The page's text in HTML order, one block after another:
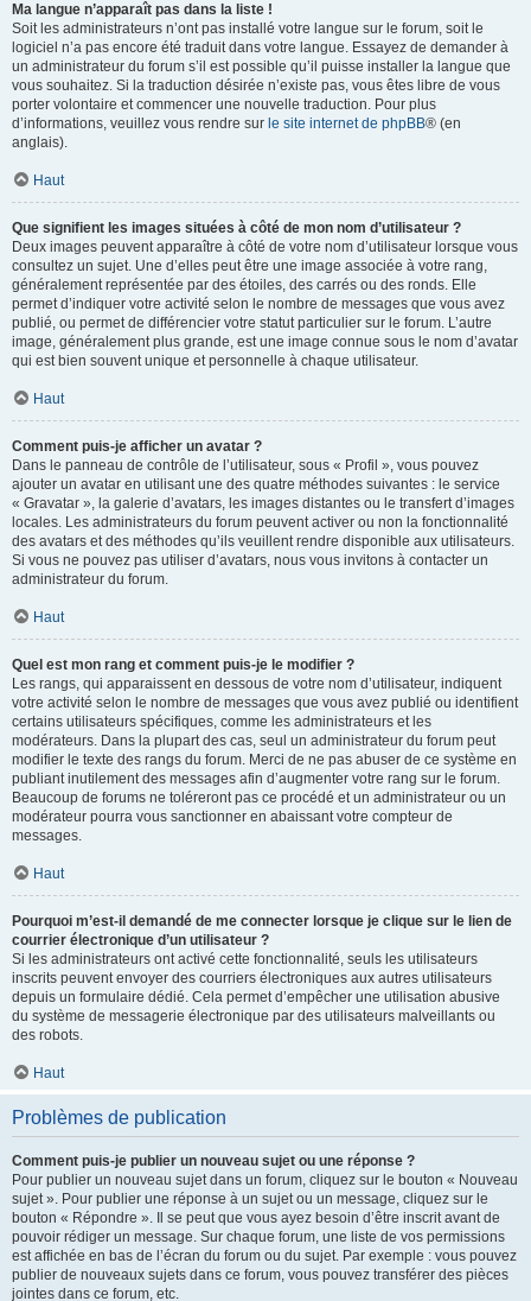
Ma langue n’apparaît pas dans la liste !
Soit les administrateurs n’ont pas installé votre langue sur le forum, soit le
logiciel n’a pas encore été traduit dans votre langue. Essayez de demander à
un administrateur du forum s’il est possible qu’il puisse installer la langue que
vous souhaitez. Si la traduction désirée n’existe pas, vous êtes libre de vous
porter volontaire et commencer une nouvelle traduction. Pour plus
d’informations, veuillez vous rendre sur le site internet de phpBB® (en
anglais).
Haut
Que signifient les images situées à côté de mon nom d’utilisateur ?
Deux images peuvent apparaître à côté de votre nom d’utilisateur lorsque vous
consultez un sujet. Une d’elles peut être une image associée à votre rang,
généralement représentée par des étoiles, des carrés ou des ronds. Elle
permet d’indiquer votre activité selon le nombre de messages que vous avez
publié, ou permet de différencier votre statut particulier sur le forum. L’autre
image, généralement plus grande, est une image connue sous le nom d’avatar
qui est bien souvent unique et personnelle à chaque utilisateur.
Haut
Comment puis-je afficher un avatar ?
Dans le panneau de contrôle de l’utilisateur, sous « Profil », vous pouvez
ajouter un avatar en utilisant une des quatre méthodes suivantes : le service
« Gravatar », la galerie d’avatars, les images distantes ou le transfert d’images
locales. Les administrateurs du forum peuvent activer ou non la fonctionnalité
des avatars et des méthodes qu’ils veuillent rendre disponible aux utilisateurs.
Si vous ne pouvez pas utiliser d’avatars, nous vous invitons à contacter un
administrateur du forum.
Haut
Quel est mon rang et comment puis-je le modifier ?
Les rangs, qui apparaissent en dessous de votre nom d’utilisateur, indiquent
votre activité selon le nombre de messages que vous avez publié ou identifient
certains utilisateurs spécifiques, comme les administrateurs et les
modérateurs. Dans la plupart des cas, seul un administrateur du forum peut
modifier le texte des rangs du forum. Merci de ne pas abuser de ce système en
publiant inutilement des messages afin d’augmenter votre rang sur le forum.
Beaucoup de forums ne toléreront pas ce procédé et un administrateur ou un
modérateur pourra vous sanctionner en abaissant votre compteur de
messages.
Haut
Pourquoi m’est-il demandé de me connecter lorsque je clique sur le lien de
courrier électronique d’un utilisateur ?
Si les administrateurs ont activé cette fonctionnalité, seuls les utilisateurs
inscrits peuvent envoyer des courriers électroniques aux autres utilisateurs
depuis un formulaire dédié. Cela permet d’empêcher une utilisation abusive
du système de messagerie électronique par des utilisateurs malveillants ou
des robots.
Haut
Problèmes de publication
Comment puis-je publier un nouveau sujet ou une réponse ?
Pour publier un nouveau sujet dans un forum, cliquez sur le bouton « Nouveau
sujet ». Pour publier une réponse à un sujet ou un message, cliquez sur le
bouton « Répondre ». Il se peut que vous ayez besoin d’être inscrit avant de
pouvoir rédiger un message. Sur chaque forum, une liste de vos permissions
est affichée en bas de l’écran du forum ou du sujet. Par exemple : vous pouvez
publier de nouveaux sujets dans ce forum, vous pouvez transférer des pièces
jointes dans ce forum, etc.